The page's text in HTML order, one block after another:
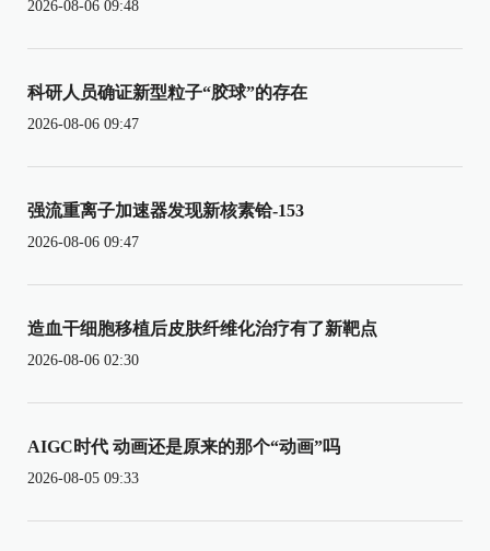
2026-08-06 09:48
科研人员确证新型粒子“胶球”的存在
2026-08-06 09:47
强流重离子加速器发现新核素铪-153
2026-08-06 09:47
造血干细胞移植后皮肤纤维化治疗有了新靶点
2026-08-06 02:30
AIGC时代 动画还是原来的那个“动画”吗
2026-08-05 09:33